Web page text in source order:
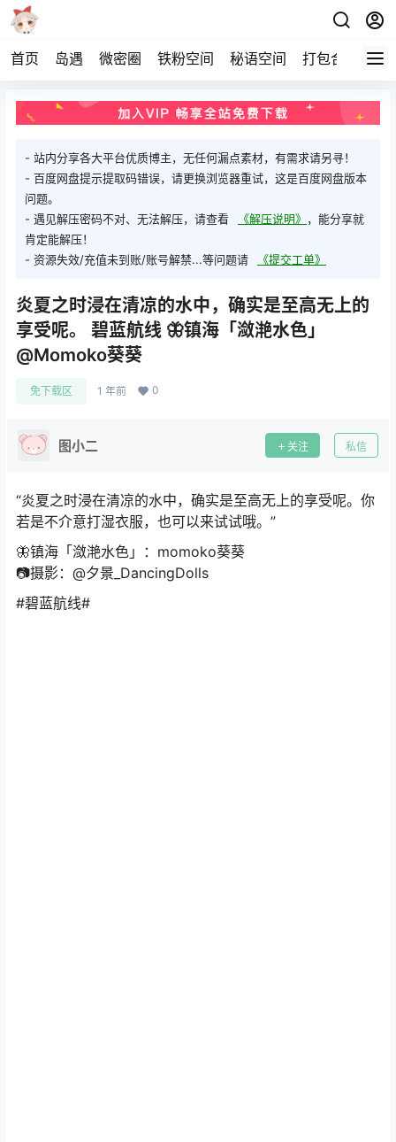
首页 岛遇 微密圈 铁粉空间 秘语空间 打包合集 关
- 站内分享各大平台优质博主，无任何漏点素材，有需求请另寻！
- 百度网盘提示提取码错误，请更换浏览器重试，这是百度网盘版本
问题。
- 遇见解压密码不对、无法解压，请查看
《解压说明》 ，能分享就
肯定能解压！
- 资源失效/充值未到账/账号解禁...等问题请
《提交工单》
炎夏之时浸在清凉的水中，确实是至高无上的
享受呢。 碧蓝航线 🦋镇海「潋滟水色」
@Momoko葵葵
免下载区 1 年前 0
图小二 关注 私信
“炎夏之时浸在清凉的水中，确实是至高无上的享受呢。你
若是不介意打湿衣服，也可以来试试哦。”
🦋镇海「潋滟水色」：momoko葵葵
📷摄影：@夕景_DancingDolls
#碧蓝航线# ​​​